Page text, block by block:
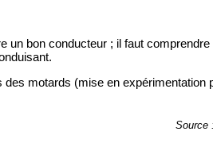
un bon conducteur ; il faut
motards (mise en expérimentation
Source :